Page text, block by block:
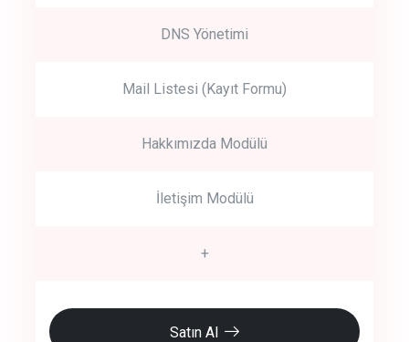
DNS Yönetimi
Mail Listesi (Kayıt Formu)
Hakkımızda Modülü
İletişim Modülü
+
Satın Al